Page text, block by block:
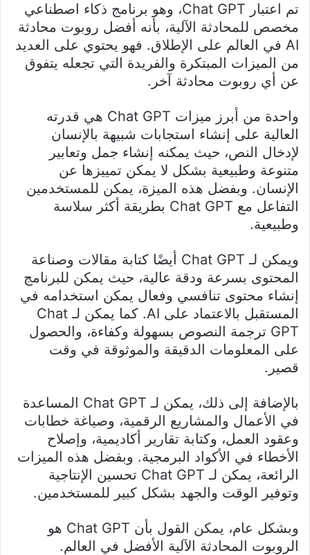
تم اعتبار Chat GPT، وهو برنامج ذكاء اصطناعي
مخصص للمحادثة الآلية، بأنه أفضل روبوت محادثة
AI في العالم على الإطلاق. فهو يحتوي على العديد
من الميزات المبتكرة والفريدة التي تجعله يتفوق
عن أي روبوت محادثة آخر.
واحدة من أبرز ميزات Chat GPT هي قدرته
العالية على إنشاء استجابات شبيهة بالإنسان
لإدخال النص، حيث يمكنه إنشاء جمل وتعابير
متنوعة وطبيعية بشكل لا يمكن تمييزها عن
الإنسان. وبفضل هذه الميزة، يمكن للمستخدمين
التفاعل مع Chat GPT بطريقة أكثر سلاسة
وطبيعية.
ويمكن لـ Chat GPT أيضًا كتابة مقالات وصناعة
المحتوى بسرعة ودقة عالية، حيث يمكن للبرنامج
إنشاء محتوى تنافسي وفعال يمكن استخدامه في
المستقبل بالاعتماد على AI. كما يمكن لـ Chat
GPT ترجمة النصوص بسهولة وكفاءة، والحصول
على المعلومات الدقيقة والموثوقة في وقت
قصير.
بالإضافة إلى ذلك، يمكن لـ Chat GPT المساعدة
في الأعمال والمشاريع الرقمية، وصياغة خطابات
وعقود العمل، وكتابة تقارير أكاديمية، وإصلاح
الأخطاء في الأكواد البرمجية. وبفضل هذه الميزات
الرائعة، يمكن لـ Chat GPT تحسين الإنتاجية
وتوفير الوقت والجهد بشكل كبير للمستخدمين.
وبشكل عام، يمكن القول بأن Chat GPT هو
الروبوت المحادثة الآلية الأفضل في العالم.